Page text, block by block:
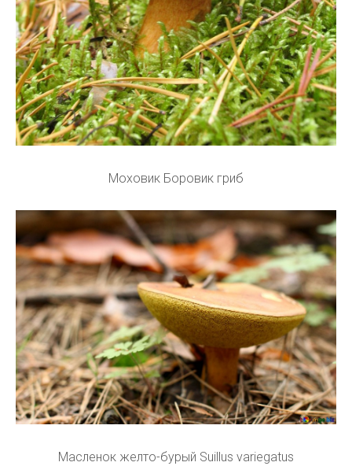
Моховик Боровик гриб
Масленок желто-бурый Suillus variegatus